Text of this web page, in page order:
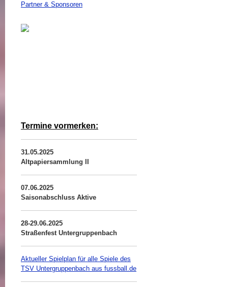
Partner & Sponsoren
Termine vormerken:
31.05.2025
Altpapiersammlung II
07.06.2025
Saisonabschluss Aktive
28-29.06.2025
Straßenfest Untergruppenbach
Aktueller Spielplan für alle Spiele des
TSV Untergruppenbach aus fussball.de